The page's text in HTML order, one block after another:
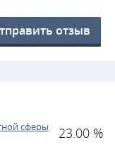
отзыв
сферы
23.00 %